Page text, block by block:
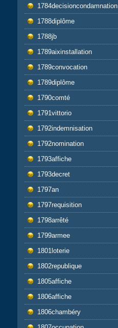
1784decisioncondamnation
1788diplôme
1788jb
1789aixinstallation
1789convocation
1789diplôme
1790comté
1791vittorio
1792indemnisation
1792nomination
1793affiche
1793decret
1797an
1797requisition
1798arrêté
1799armee
1801loterie
1802republique
1805affiche
1806affiche
1806chambéry